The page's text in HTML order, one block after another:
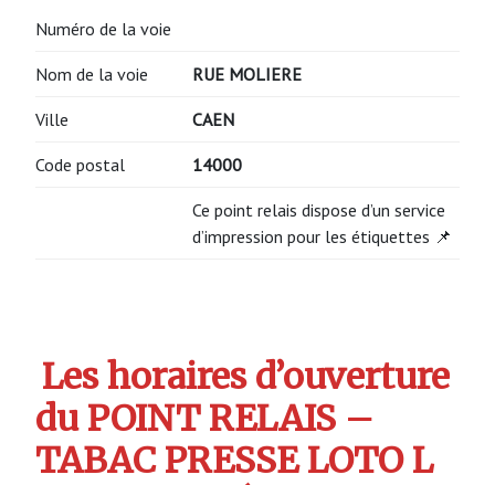
Numéro de la voie
Nom de la voie RUE MOLIERE
Ville CAEN
Code postal 14000
Ce point relais dispose d’un service
d’impression pour les étiquettes 📌
Les horaires d’ouverture
du POINT RELAIS –
TABAC PRESSE LOTO L